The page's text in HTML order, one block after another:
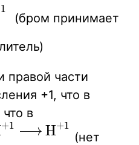
1
(бром принимает
правой части
+1, что в
в
X
+1 H X
+1
(нет